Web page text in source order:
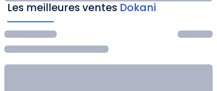
Les meilleures ventes Dokani